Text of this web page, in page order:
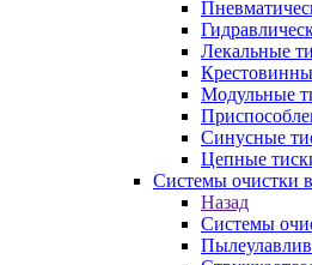
Лекальные
Модульные
Синусные
Цепные
Системы очистки
Назад
Системы